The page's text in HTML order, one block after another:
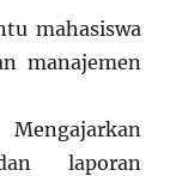
mahasiswa
manajemen
laporan